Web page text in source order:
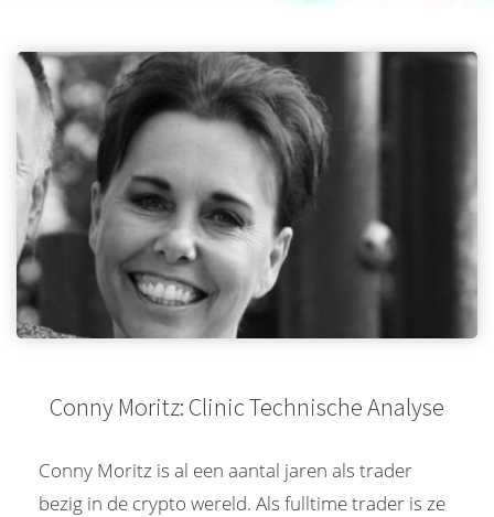
Conny Moritz: Clinic Technische Analyse
Conny Moritz is al een aantal jaren als trader
bezig in de crypto wereld. Als fulltime trader is ze